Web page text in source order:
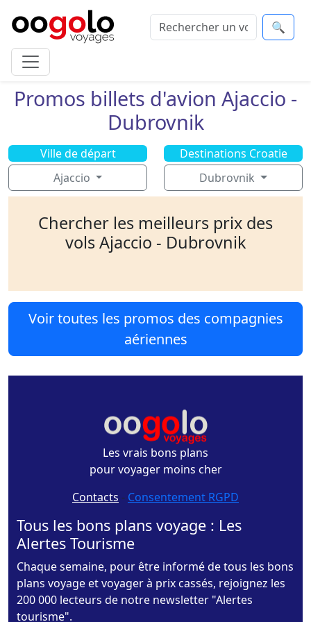
🔍
Promos billets d'avion Ajaccio -
Dubrovnik
Ville de départ
Ajaccio
Destinations Croatie
Dubrovnik
Chercher les meilleurs prix des
vols Ajaccio - Dubrovnik
Voir toutes les promos des compagnies
aériennes
Les vrais bons plans
pour voyager moins cher
Contacts - Consentement RGPD
Tous les bons plans voyage : Les
Alertes Tourisme
Chaque semaine, pour être informé de tous les bons
plans voyage et voyager à prix cassés, rejoignez les
200 000 lecteurs de notre newsletter "Alertes
tourisme".